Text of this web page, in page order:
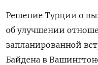
Решение Турции о
об улучшении
запланированной
Байдена в